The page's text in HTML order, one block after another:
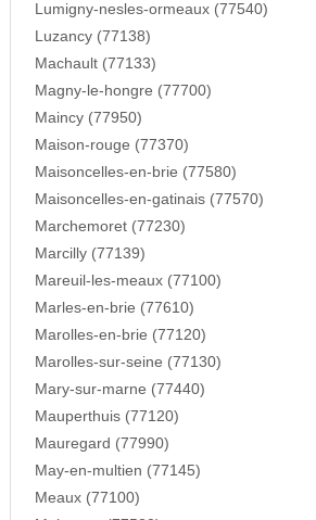
Lumigny-nesles-ormeaux (77540)
Luzancy (77138)
Machault (77133)
Magny-le-hongre (77700)
Maincy (77950)
Maison-rouge (77370)
Maisoncelles-en-brie (77580)
Maisoncelles-en-gatinais (77570)
Marchemoret (77230)
Marcilly (77139)
Mareuil-les-meaux (77100)
Marles-en-brie (77610)
Marolles-en-brie (77120)
Marolles-sur-seine (77130)
Mary-sur-marne (77440)
Mauperthuis (77120)
Mauregard (77990)
May-en-multien (77145)
Meaux (77100)